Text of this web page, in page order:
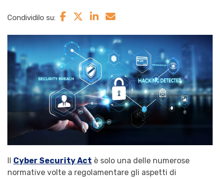
Condividilo su:
Cyber Security Act è solo una delle numerose
normative volte a regolamentare gli aspetti di